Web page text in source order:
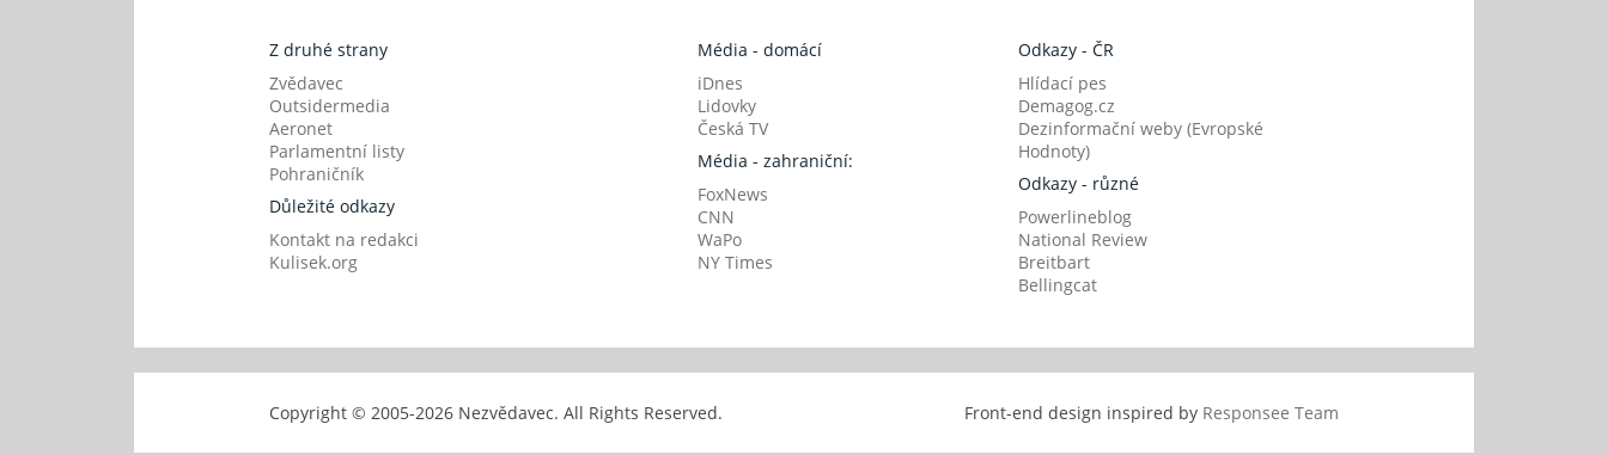
Z druhé strany
Zvědavec
Outsidermedia
Aeronet
Parlamentní listy
Pohraničník
Důležité odkazy
Kontakt na redakci
Kulisek.org
Média - domácí
iDnes
Lidovky
Česká TV
Média - zahraniční:
FoxNews
CNN
WaPo
NY Times
Odkazy - ČR
Hlídací pes
Demagog.cz
Dezinformační weby (Evropské
Hodnoty)
Odkazy - různé
Powerlineblog
National Review
Breitbart
Bellingcat
Copyright © 2005-2026 Nezvědavec. All Rights Reserved. Front-end design inspired by Responsee Team